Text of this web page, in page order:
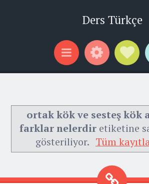
Ders Türkçe
Menu Widgets
ortak kök ve sesteş kök
farklar nelerdiretiketine
gösteriliyor. Tüm